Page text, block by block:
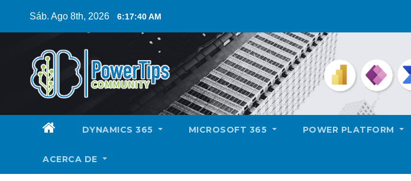
Sáb. Ago 8th, 2026 6:17:40 AM
DYNAMICS 365 MICROSOFT 365 POWER PLATFORM
ACERCA DE